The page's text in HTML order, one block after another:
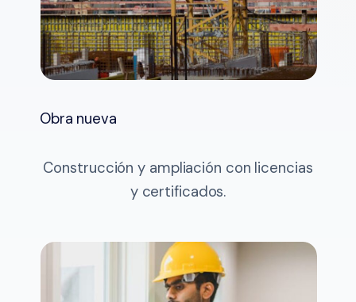
Obra nueva
Construcción y ampliación con licencias
y certificados.